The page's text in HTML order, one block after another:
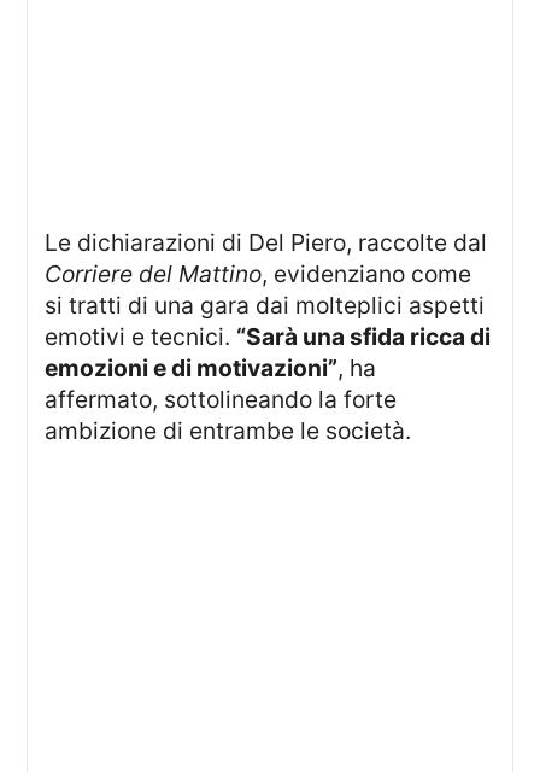
Le dichiarazioni di Del Piero, raccolte dal
Corriere del Mattino, evidenziano come
si tratti di una gara dai molteplici aspetti
emotivi e tecnici. “Sarà una sfida ricca di
emozioni e di motivazioni”, ha
affermato, sottolineando la forte
ambizione di entrambe le società.